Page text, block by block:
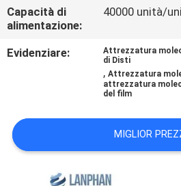
DI
CONTATTICI
RICHIEDA
UNA
CITAZIONE
Capacità di
alimentazione:
40000 unità/
Evidenziare:
Attrezzatura
di Disti
,Attrezzatura
attrezzatura
del film
MIGLIOR